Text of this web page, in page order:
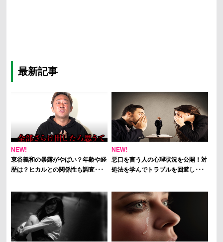
最新記事
NEW!
東谷義和の暴露がやばい？年齢や経
歴は？ヒカルとの関係性も調査･･･
NEW!
悪口を言う人の心理状況を公開！対
処法を学んでトラブルを回避し･･･